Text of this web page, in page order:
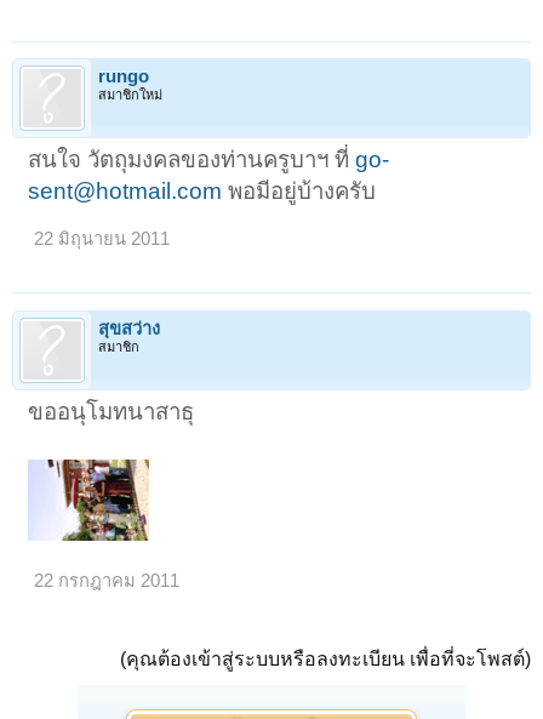
rungo
สมาชิกใหม่
สนใจ วัตถุมงคลของท่านครูบาฯ ที่go-
sent@hotmail.com พอมีอยู่บ้างครับ
22 มิถุนายน 2011
สุขสว่าง
สมาชิก
ขออนุโมทนาสาธุ
22 กรกฎาคม 2011
(คุณต้องเข้าสู่ระบบหรือลงทะเบียน เพื่อที่จะโพสต์)